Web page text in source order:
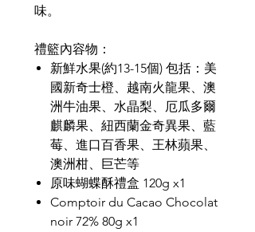
味。
禮籃內容物：
新鮮水果(約13-15個) 包括：美
國新奇士橙、越南火龍果、澳
洲牛油果、水晶梨、厄瓜多爾
麒麟果、紐西蘭金奇異果、藍
莓、進口百香果、王林蘋果、
澳洲柑、巨芒等
原味蝴蝶酥禮盒 120g x1
Comptoir du Cacao Chocolat
noir 72% 80g x1